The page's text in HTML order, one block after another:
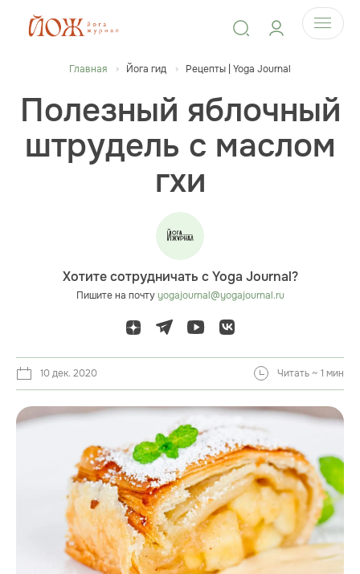
Главная Йога гид Рецепты | Yoga Journal
Полезный яблочный
штрудель с маслом
гхи
Хотите сотрудничать с Yoga Journal?
Пишите на почтуyogajournal@yogajournal.ru
10 дек. 2020 Читать ~ 1 мин